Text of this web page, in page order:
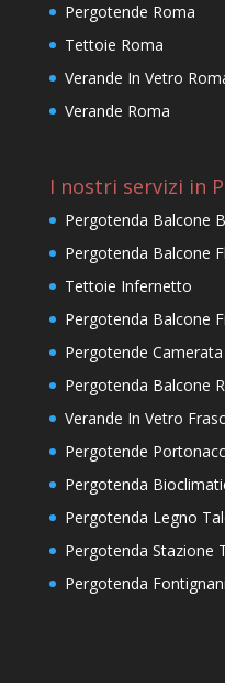
Pergotende Roma
Tettoie Roma
Verande In Vetro
Verande Roma
I nostri servizi in
Pergotenda Balcone
Pergotenda Balcone
Tettoie Infernetto
Pergotenda Balcone
Pergotende
Pergotenda Balcone
Verande In Vetro
Pergotende
Pergotenda
Pergotenda Legno
Pergotenda Stazione
Pergotenda Fontignani